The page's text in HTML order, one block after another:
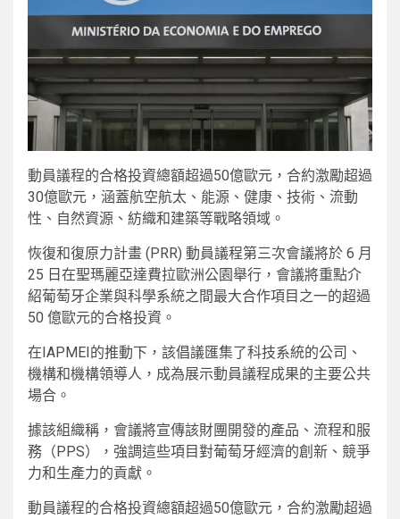
動員議程的合格投資總額超過50億歐元，合約激勵超過
30億歐元，涵蓋航空航太、能源、健康、技術、流動
性、自然資源、紡織和建築等戰略領域。
恢復和復原力計畫 (PRR) 動員議程第三次會議將於 6 月
25 日在聖瑪麗亞達費拉歐洲公園舉行，會議將重點介
紹葡萄牙企業與科學系統之間最大合作項目之一的超過
50 億歐元的合格投資。
在IAPMEI的推動下，該倡議匯集了科技系統的公司、
機構和機構領導人，成為展示動員議程成果的主要公共
場合。
據該組織稱，會議將宣傳該財團開發的產品、流程和服
務（PPS），強調這些項目對葡萄牙經濟的創新、競爭
力和生產力的貢獻。
動員議程的合格投資總額超過50億歐元，合約激勵超過